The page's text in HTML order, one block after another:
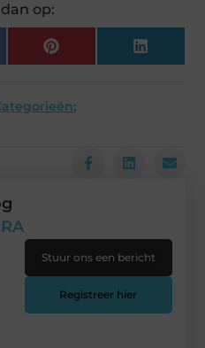
op:
Pinterest LinkedIn
Stuur ons een bericht
Registreer hier